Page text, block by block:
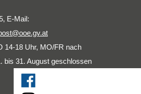
E-Mail:
14-18 Uhr, MO/FR nach
bis 31. August geschlossen